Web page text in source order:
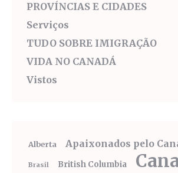
PROVÍNCIAS E CIDADES
Serviços
TUDO SOBRE IMIGRAÇÃO
VIDA NO CANADÁ
Vistos
Alberta Apaixonados pelo
Brasil British Columbia